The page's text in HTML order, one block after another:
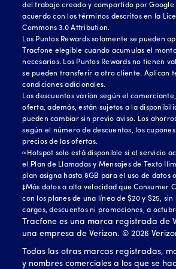
del trabajo creado y compartido por Google
acuerdo con los términos descritos en la
Commons 3.0 Attribution.
Los Puntos Rewards solamente se pueden
Tracfone elegible cuando acumulas el
necesarios. Los Puntos Rewards no tienen
se pueden transferir a otro cliente. Aplican
condiciones adicionales.
Los descuentos varían según el
oferta, además, están sujetos a la
pueden cambiar sin previo aviso. Los
según el número de descuentos, los
precios de las ofertas.
≈Hotspot solo está disponible si el servicio
el Plan de Llamadas y Mensajes de Texto
plan asigna hasta 8GB para el uso de datos
‡Más datos a alta velocidad que Consumer
con los planes de una línea de $20 y $25,
cargos, descuentos ni promociones, a
Tracfone es una marca registrada de
una empresa de Verizon. ©2026
Todas las otras marcas registradas,
y nombres comerciales a los que se